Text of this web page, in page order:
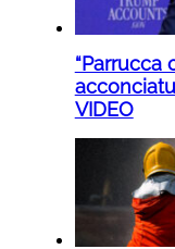
“Parrucca
VIDEO